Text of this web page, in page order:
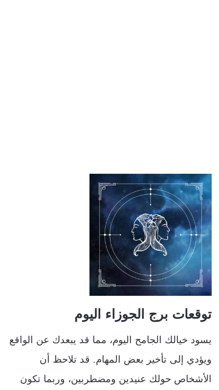
توقعات برج الجوزاء اليوم
يسود خيالك الجامح اليوم، مما قد يبعدك عن الواقع
ويؤدي إلى تأخير بعض المهام. قد تلاحظ أن
الأشخاص حولك عنيدين ومضطربين، وربما تكون